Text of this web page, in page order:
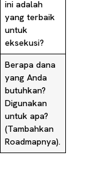
ini adalah
yang terbaik
untuk
eksekusi?
Berapa dana
yang Anda
butuhkan?
Digunakan
untuk apa?
(Tambahkan
Roadmapnya).